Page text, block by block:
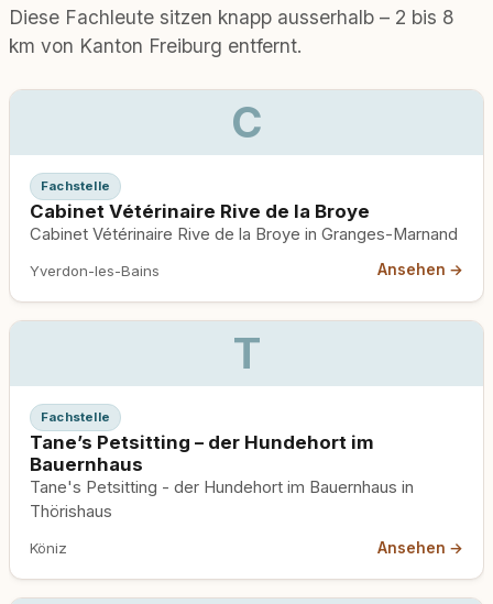
Diese Fachleute sitzen knapp ausserhalb – 2 bis 8
km von Kanton Freiburg entfernt.
C
Fachstelle
Cabinet Vétérinaire Rive de la Broye
Cabinet Vétérinaire Rive de la Broye in Granges-Marnand
Yverdon-les-Bains Ansehen →
T
Fachstelle
Tane’s Petsitting – der Hundehort im
Bauernhaus
Tane's Petsitting - der Hundehort im Bauernhaus in
Thörishaus
Köniz Ansehen →